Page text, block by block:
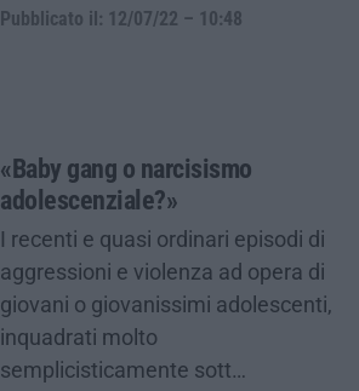
Pubblicato il: 12/07/22 – 10:48
«Baby gang o narcisismo
adolescenziale?»
I recenti e quasi ordinari episodi di
aggressioni e violenza ad opera di
giovani o giovanissimi adolescenti,
inquadrati molto
semplicisticamente sott…